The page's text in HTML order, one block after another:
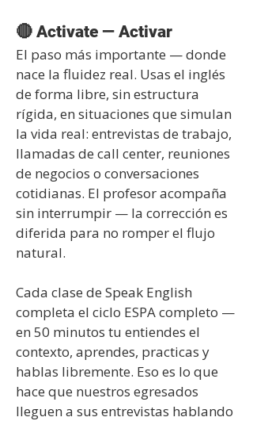
🔴 Activate — Activar
El paso más importante — donde
nace la fluidez real. Usas el inglés
de forma libre, sin estructura
rígida, en situaciones que simulan
la vida real: entrevistas de trabajo,
llamadas de call center, reuniones
de negocios o conversaciones
cotidianas. El profesor acompaña
sin interrumpir — la corrección es
diferida para no romper el flujo
natural.
Cada clase de Speak English
completa el ciclo ESPA completo —
en 50 minutos tu entiendes el
contexto, aprendes, practicas y
hablas libremente. Eso es lo que
hace que nuestros egresados
lleguen a sus entrevistas hablando